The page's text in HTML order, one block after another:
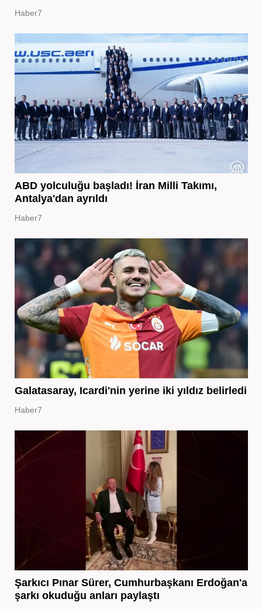
Haber7
ABD yolculuğu başladı! İran Milli Takımı,
Antalya'dan ayrıldı
Haber7
Galatasaray, Icardi'nin yerine iki yıldız belirledi
Haber7
Şarkıcı Pınar Sürer, Cumhurbaşkanı Erdoğan'a
şarkı okuduğu anları paylaştı